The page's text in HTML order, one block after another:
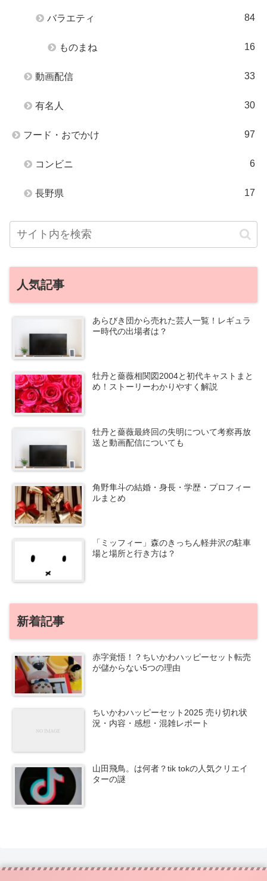
バラエティ 84
ものまね 16
動画配信 33
有名人 30
フード・おでかけ 97
コンビニ 6
長野県 17
人気記事
あらびき団から売れた芸人一覧！レギュラ
ー時代の出場者は？
牡丹と薔薇相関図2004と初代キャストまと
め！ストーリーわかりやすく解説
牡丹と薔薇最終回の失明について考察再放
送と動画配信についても
角野隼斗の結婚・身長・学歴・プロフィー
ルまとめ
「ミッフィー」森のきっちん軽井沢の駐車
場と場所と行き方は？
新着記事
赤字覚悟！？ちいかわハッピーセット転売
が儲からない5つの理由
ちいかわハッピーセット2025 売り切れ状
況・内容・感想・混雑レポート
山田飛鳥。は何者？tik tokの人気クリエイ
ターの謎